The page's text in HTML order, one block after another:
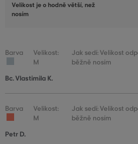
Velikost je o hodně větší, než
nosím
Barva
Velikost:
M
Jak sedí: Velikost
běžně nosím
Bc. Vlastimila K.
Barva
Velikost:
M
Jak sedí: Velikost
běžně nosím
Petr D.